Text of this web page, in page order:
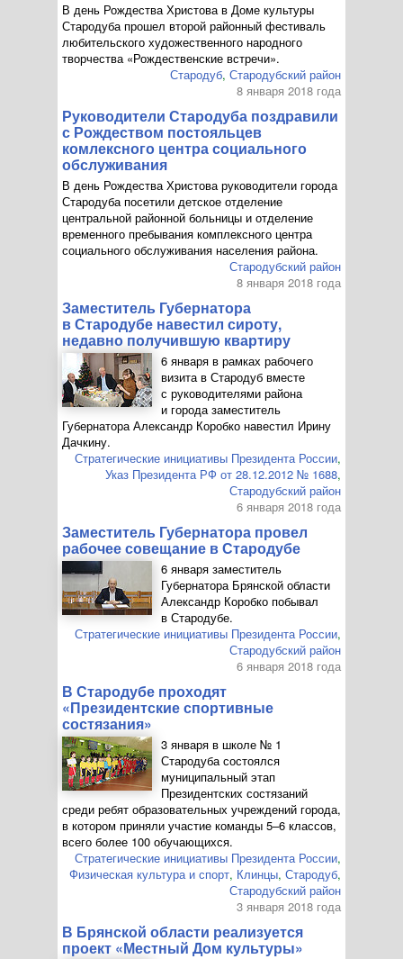
В день Рождества Христова в Доме культуры
Стародуба прошел второй районный фестиваль
любительского художественного народного
творчества «Рождественские встречи».
Стародуб, Стародубский район
8 января 2018 года
Руководители Стародуба поздравили
с Рождеством постояльцев
комлексного центра социального
обслуживания
В день Рождества Христова руководители города
Стародуба посетили детское отделение
центральной районной больницы и отделение
временного пребывания комплексного центра
социального обслуживания населения района.
Стародубский район
8 января 2018 года
Заместитель Губернатора
в Стародубе навестил сироту,
недавно получившую квартиру
6 января в рамках рабочего
визита в Стародуб вместе
с руководителями района
и города заместитель
Губернатора Александр Коробко навестил Ирину
Дачкину.
Стратегические инициативы Президента России,
Указ Президента РФ от 28.12.2012 № 1688,
Стародубский район
6 января 2018 года
Заместитель Губернатора провел
рабочее совещание в Стародубе
6 января заместитель
Губернатора Брянской области
Александр Коробко побывал
в Стародубе.
Стратегические инициативы Президента России,
Стародубский район
6 января 2018 года
В Стародубе проходят
«Президентские спортивные
состязания»
3 января в школе № 1
Стародуба состоялся
муниципальный этап
Президентских состязаний
среди ребят образовательных учреждений города,
в котором приняли участие команды 5–6 классов,
всего более 100 обучающихся.
Стратегические инициативы Президента России,
Физическая культура и спорт, Клинцы, Стародуб,
Стародубский район
3 января 2018 года
В Брянской области реализуется
проект «Местный Дом культуры»